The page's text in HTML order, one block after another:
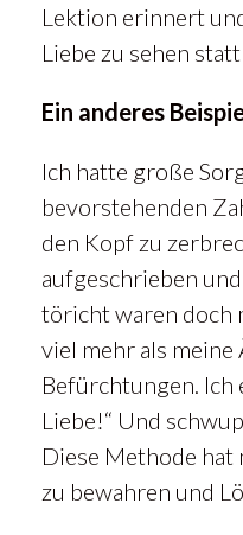
Lektion erinnert
Liebe zu sehen
Ein anderes
Ich hatte große
bevorstehenden
den Kopf zu
aufgeschrieben
töricht waren doch
viel mehr als meine
Befürchtungen.
Liebe!“ Und
Diese Methode hat
zu bewahren und